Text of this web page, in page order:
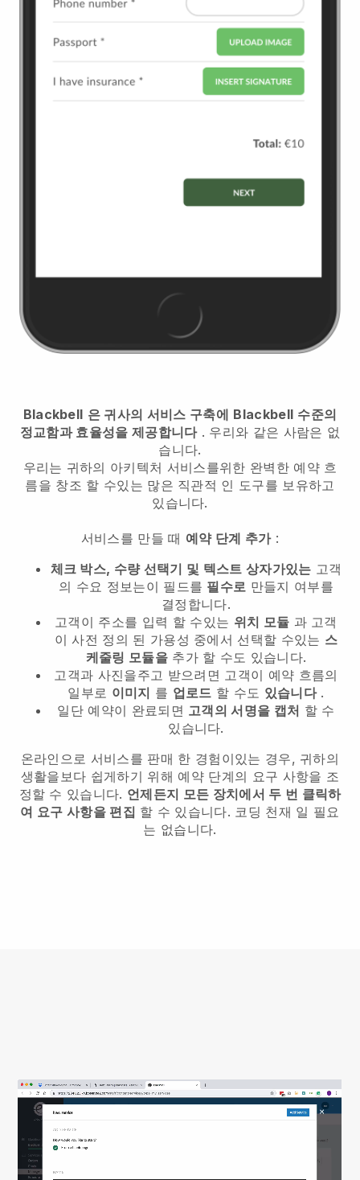
Blackbell 은 귀사의 서비스 구축에 Blackbell 수준의
정교함과 효율성을 제공합니다. 우리와 같은 사람은 없
습니다.
우리는 귀하의 아키텍처 서비스를위한 완벽한 예약 흐
름을 창조 할 수있는 많은 직관적 인 도구를 보유하고
있습니다.
서비스를 만들 때 예약 단계 추가:
체크 박스, 수량 선택기 및 텍스트 상자가있는 고객
의 수요 정보는이 필드를 필수로 만들지 여부를
결정합니다.
고객이 주소를 입력 할 수있는 위치 모듈 과 고객
이 사전 정의 된 가용성 중에서 선택할 수있는 스
케줄링 모듈을추가 할 수도 있습니다.
고객과 사진을주고 받으려면 고객이 예약 흐름의
일부로 이미지 를 업로드 할 수도 있습니다.
일단 예약이 완료되면 고객의 서명을 캡처 할 수
있습니다.
온라인으로 서비스를 판매 한 경험이있는 경우, 귀하의
생활을보다 쉽게하기 위해 예약 단계의 요구 사항을 조
정할 수 있습니다. 언제든지 모든 장치에서 두 번 클릭하
여 요구 사항을 편집 할 수 있습니다. 코딩 천재 일 필요
는 없습니다.